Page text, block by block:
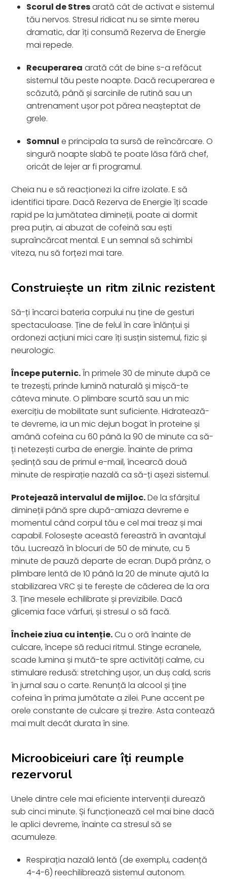
Scorul de Stresarată cât de activat e sistemul
tău nervos. Stresul ridicat nu se simte mereu
dramatic, dar îți consumă Rezerva de Energie
mai repede.
Recuperarea arată cât de bine s-a refăcut
sistemul tău peste noapte. Dacă recuperarea e
scăzută, până și sarcinile de rutină sau un
antrenament ușor pot părea neașteptat de
grele.
Somnul e principala ta sursă de reîncărcare. O
singură noapte slabă te poate lăsa fără chef,
oricât de lejer ar fi programul.
Cheia nu e să reacționezi la cifre izolate. E să
identifici tipare. Dacă Rezerva de Energie îți scade
rapid pe la jumătatea dimineții, poate ai dormit
prea puțin, ai abuzat de cofeină sau ești
supraîncărcat mental. E un semnal să schimbi
viteza, nu să forțezi mai tare.
Construiește un ritm zilnic rezistent
Să-ți încarci bateria corpului nu ține de gesturi
spectaculoase. Ține de felul în care înlănțui și
ordonezi acțiuni mici care îți susțin sistemul, fizic și
neurologic.
Începe puternic.În primele 30 de minute după ce
te trezești, prinde lumină naturală și mișcă-te
câteva minute. O plimbare scurtă sau un mic
exercițiu de mobilitate sunt suficiente. Hidratează-
te devreme, ia un mic dejun bogat în proteine și
amână cofeina cu 60 până la 90 de minute ca să-
ți netezești curba de energie. Înainte de prima
ședință sau de primul e-mail, încearcă două
minute de respirație nazală ca să-ți așezi sistemul.
Protejează intervalul de mijloc.De la sfârșitul
dimineții până spre după-amiaza devreme e
momentul când corpul tău e cel mai treaz și mai
capabil. Folosește această fereastră în avantajul
tău. Lucrează în blocuri de 50 de minute, cu 5
minute de pauză departe de ecran. După prânz, o
plimbare lentă de 10 până la 20 de minute ajută la
stabilizarea VRC și te ferește de căderea de la ora
3. Ține mesele echilibrate și previzibile. Dacă
glicemia face vârfuri, și stresul o să facă.
Încheie ziua cu intenție.Cu o oră înainte de
culcare, începe să reduci ritmul. Stinge ecranele,
scade lumina și mută-te spre activități calme, cu
stimulare redusă: stretching ușor, un duș cald, scris
în jurnal sau o carte. Renunță la alcool și ține
cofeina în prima jumătate a zilei. Pune accent pe
orele constante de culcare și trezire. Asta contează
mai mult decât durata în sine.
Microobiceiuri care îți reumple
rezervorul
Unele dintre cele mai eficiente intervenții durează
sub cinci minute. Și funcționează cel mai bine dacă
le aplici devreme, înainte ca stresul să se
acumuleze.
Respirația nazală lentă (de exemplu, cadență
4-4-6) reechilibrează sistemul autonom.